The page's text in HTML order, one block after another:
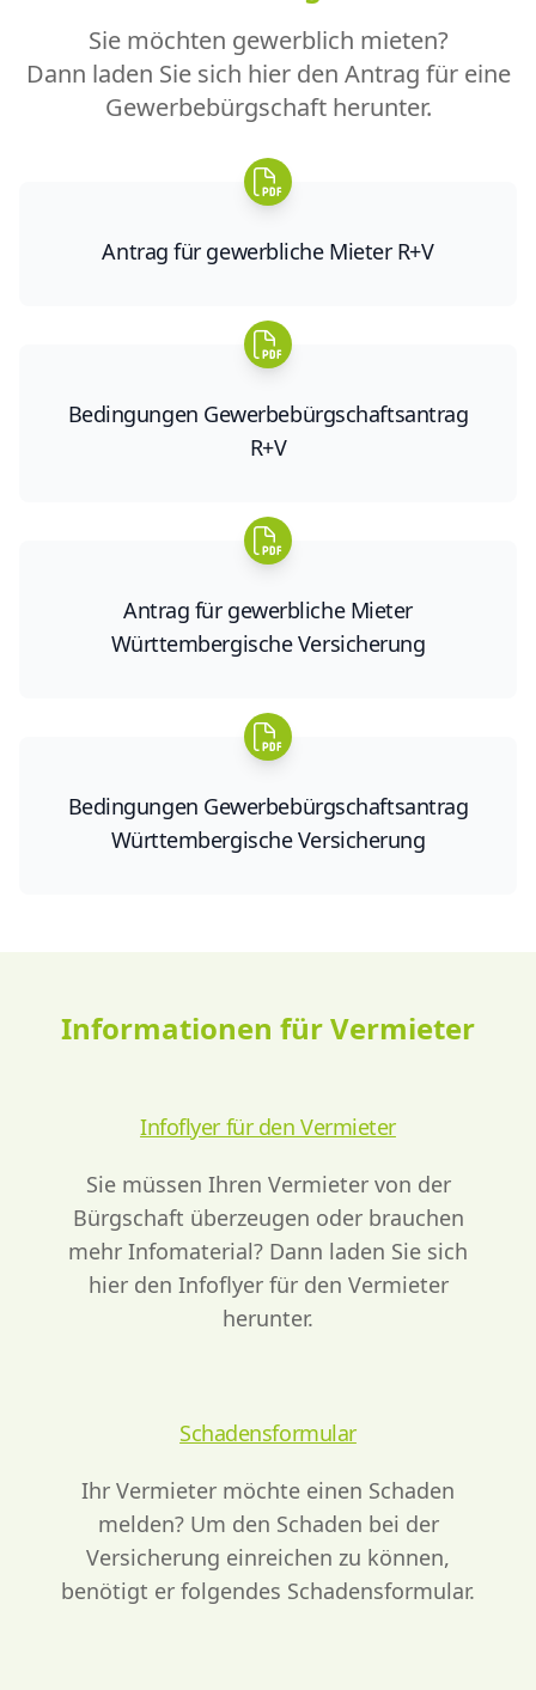
Sie möchten gewerblich mieten?
Dann laden Sie sich hier den Antrag für eine
Gewerbebürgschaft herunter.
Antrag für gewerbliche Mieter R+V
Bedingungen Gewerbebürgschaftsantrag
R+V
Antrag für gewerbliche Mieter
Württembergische Versicherung
Bedingungen Gewerbebürgschaftsantrag
Württembergische Versicherung
Informationen für Vermieter
Infoflyer für den Vermieter
Sie müssen Ihren Vermieter von der
Bürgschaft überzeugen oder brauchen
mehr Infomaterial? Dann laden Sie sich
hier den Infoflyer für den Vermieter
herunter.
Schadensformular
Ihr Vermieter möchte einen Schaden
melden? Um den Schaden bei der
Versicherung einreichen zu können,
benötigt er folgendes Schadensformular.